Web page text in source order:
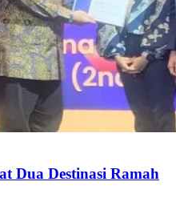
Dua Destinasi Ramah